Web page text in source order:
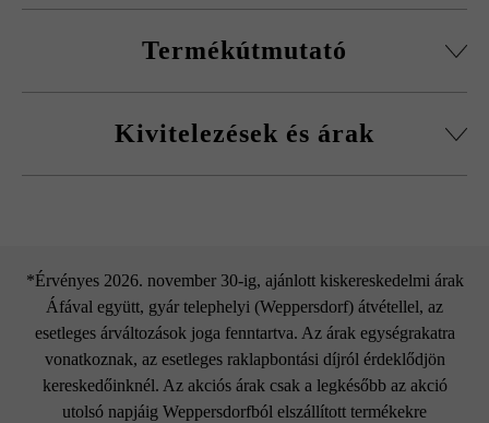
Termékútmutató
tömblépcsők esetében nem lehet választani a 3 és a 4
Kivitelezések és árak
*Érvényes 2026. november 30-ig, ajánlott kiskereskedelmi árak
Áfával együtt, gyár telephelyi (Weppersdorf) átvétellel, az
esetleges árváltozások joga fenntartva. Az árak egységrakatra
vonatkoznak, az esetleges raklapbontási díjról érdeklődjön
kereskedőinknél. Az akciós árak csak a legkésőbb az akció
utolsó napjáig Weppersdorfból elszállított termékekre